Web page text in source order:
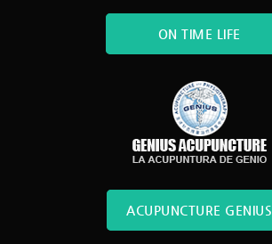
ON TIME LIFE
ACUPUNCTURE GENIUS